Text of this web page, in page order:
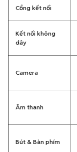
Cổng kết nối
Kết nối không
dây
Camera
Âm thanh
Bút & Bàn phím